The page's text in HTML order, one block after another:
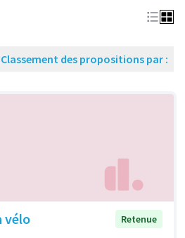
Classement des propositions par :
vélo
Retenue